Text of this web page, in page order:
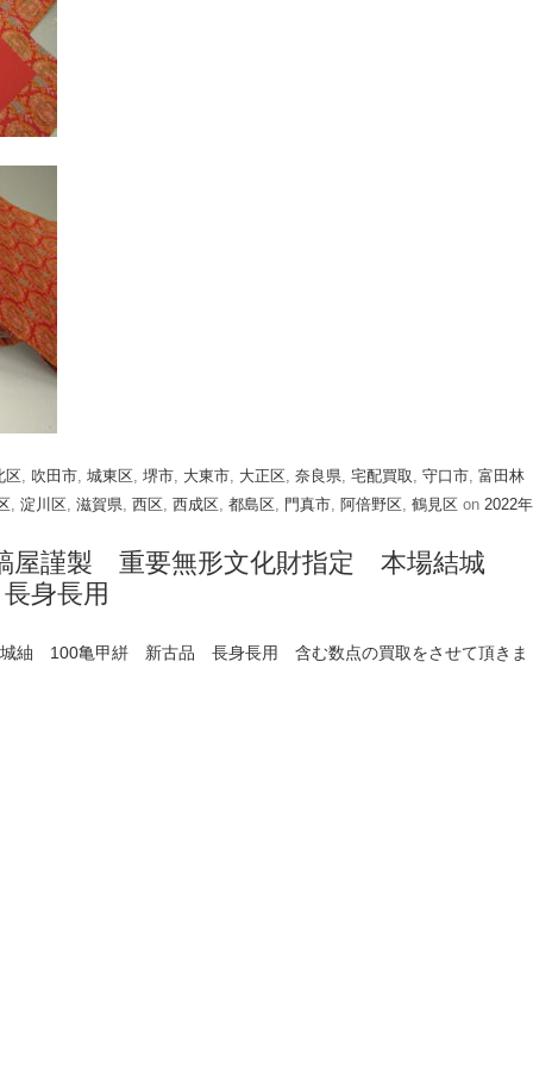
区, 吹田市, 城東区, 堺市, 大東市, 大正区, 奈良県, 宅配買取 , 守口市, 富田林
, 淀川区, 滋賀県, 西区, 西成区, 都島区, 門真市, 阿倍野区, 鶴見区 on 2022年
謹製 重要無形文化財指定 本場結城
身長用
紬 100亀甲絣 新古品 長身長用 含む数点の買取をさせて頂きま